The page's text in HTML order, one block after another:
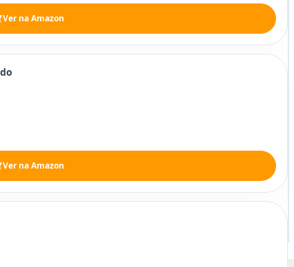
Ver na Amazon
Ver na Amazon